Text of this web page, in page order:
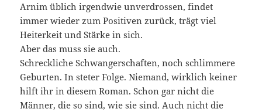
Arnim üblich irgendwie unverdrossen, findet
immer wieder zum Positiven zurück, trägt viel
Heiterkeit und Stärke in sich.
Aber das muss sie auch.
Schreckliche Schwangerschaften, noch schlimmere
Geburten. In steter Folge. Niemand, wirklich keiner
hilft ihr in diesem Roman. Schon gar nicht die
Männer, die so sind, wie sie sind. Auch nicht die